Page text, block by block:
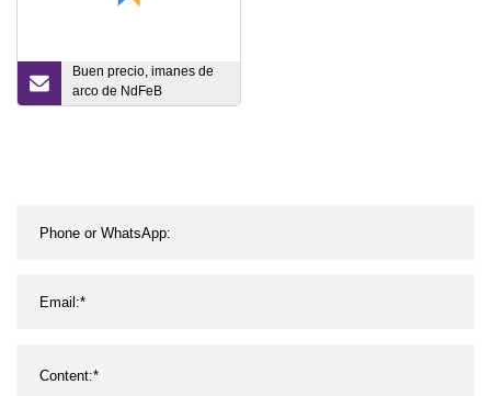
Buen precio, imanes de
arco de NdFeB
sinterizados de tierras